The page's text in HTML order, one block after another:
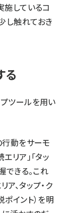
施しているコ
し触れておき
る
ツールを用い
行動をサーモ
リア」「タッ
できる。これ
ア、タップ・ク
ポイント）を明